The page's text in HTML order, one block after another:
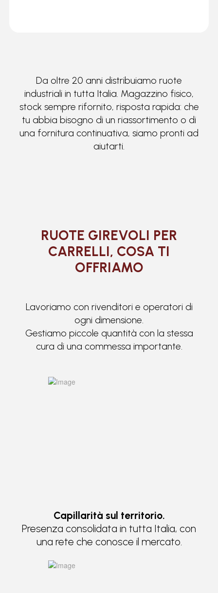
Da oltre 20 anni distribuiamo ruote
industriali in tutta Italia. Magazzino fisico,
stock sempre rifornito, risposta rapida: che
tu abbia bisogno di un riassortimento o di
una fornitura continuativa, siamo pronti ad
aiutarti.
RUOTE GIREVOLI PER
CARRELLI, COSA TI
OFFRIAMO
Lavoriamo con rivenditori e operatori di
ogni dimensione.
Gestiamo piccole quantità con la stessa
cura di una commessa importante.
Capillarità sul territorio.
Presenza consolidata in tutta Italia, con
una rete che conosce il mercato.